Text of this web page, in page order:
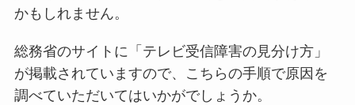
かもしれません。
総務省のサイトに「テレビ受信障害の見分け方」
が掲載されていますので、こちらの手順で原因を
調べていただいてはいかがでしょうか。